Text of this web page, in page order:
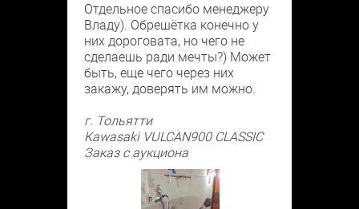
Отдельное спасибо менеджеру
Владу). Обрешётка конечно у
них дороговата, но чего не
сделаешь ради мечты?) Может
быть, еще чего через них
закажу, доверять им можно.
г. Тольятти
Kawasaki VULCAN900 CLASSIC
Заказ с аукциона